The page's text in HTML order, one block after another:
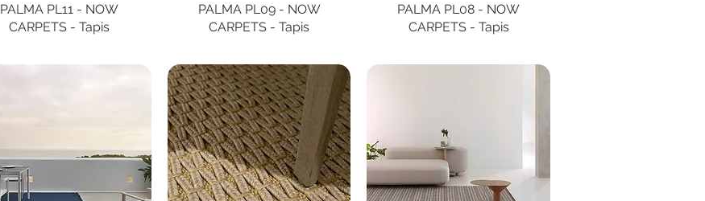
Aperçu rapide
PALMA PL11 - NOW
CARPETS - Tapis
Aperçu rapide
PALMA PL09 - NOW
CARPETS - Tapis
Aperçu rapide
PALMA PL08 - NOW
CARPETS - Tapis